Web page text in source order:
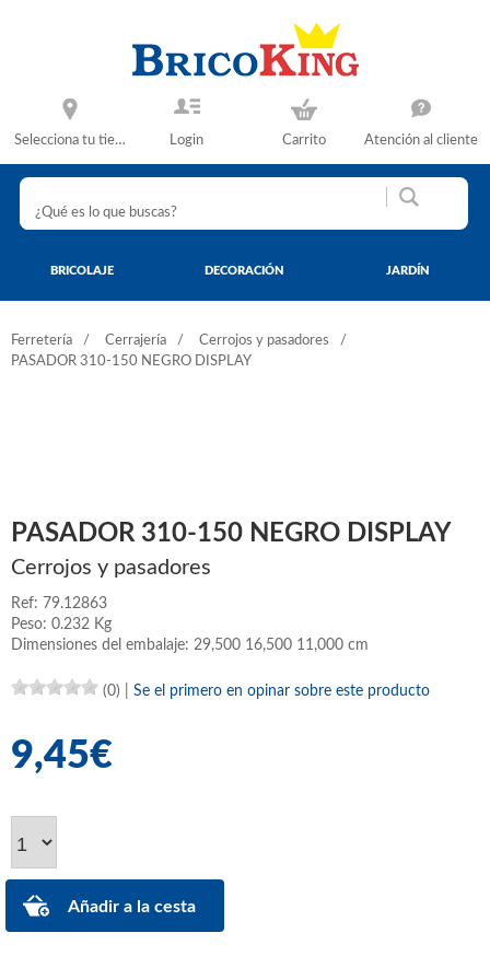
Selecciona tu tienda Login Carrito Atención al cliente
BRICOLAJE DECORACIÓN JARDÍN
Ferretería Cerrajería
Cerrojos y pasadores
PASADOR 310-150 NEGRO DISPLAY
PASADOR 310-150 NEGRO DISPLAY
Cerrojos y pasadores
Ref: 79.12863
Peso: 0.232 Kg
Dimensiones del embalaje: 29,500 16,500 11,000 cm
(0) Se el primero en opinar sobre este producto
9,45€